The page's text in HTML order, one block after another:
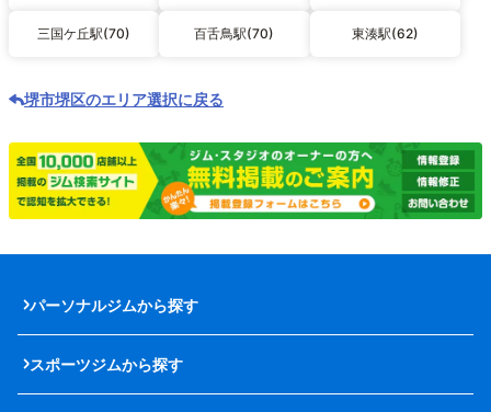
三国ケ丘駅(70) 百舌鳥駅(70) 東湊駅(62)
堺市堺区のエリア選択に戻る
パーソナルジムから探す
スポーツジムから探す